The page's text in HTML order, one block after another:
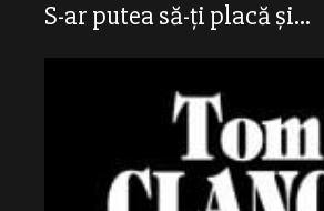
S-ar putea să-ți placă și...